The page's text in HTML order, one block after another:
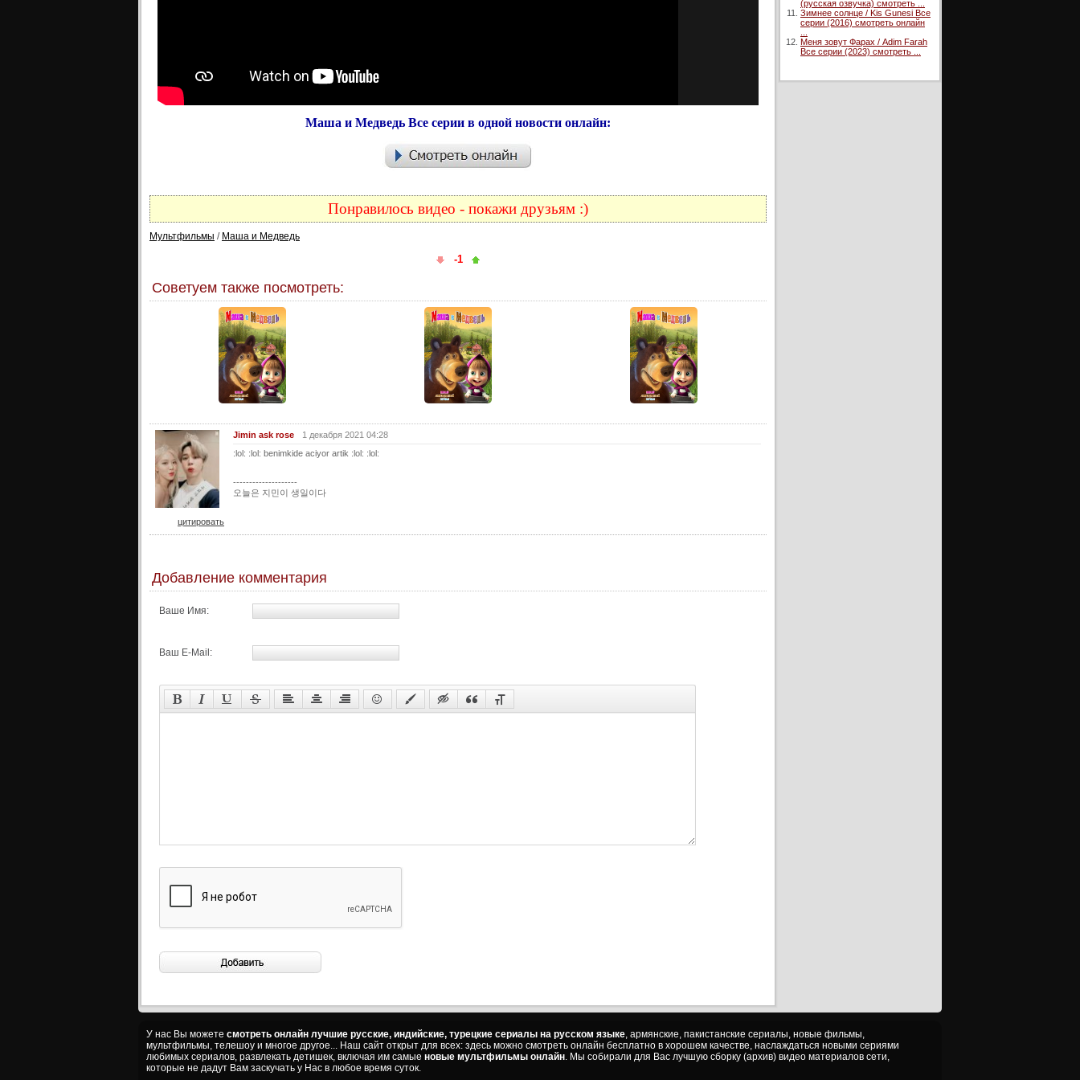
Маша и Медведь Все серии в одной новости онлайн:
Понравилось видео - покажи друзьям :)
Мультфильмы / Маша и Медведь
-1
Советуем также посмотреть:
Jimin ask rose
1 декабря 2021 04:28
:lol: :lol: benimkide aciyor artik :lol: :lol:
--------------------
오늘은 지민이 생일이다
цитировать
Добавление комментария
Ваше Имя:
Ваш E-Mail:
(русская озвучка) смотреть ...
Зимнее солнце / Kis Gunesi Все
серии (2016) смотреть онлайн
Меня зовут Фарах / Adim Farah
Все серии (2023) смотреть ...
У нас Вы можете смотреть онлайн лучшие русские, индийские, турецкие сериалы на русском языке, армянские, пакистанские сериалы, новые фильмы,
мультфильмы, телешоу и многое другое... Наш сайт открыт для всех: здесь можно смотреть онлайн бесплатно в хорошем качестве, наслаждаться новыми сериями
любимых сериалов, развлекать детишек, включая им самые новые мультфильмы онлайн. Мы собирали для Вас лучшую сборку (архив) видео материалов сети,
которые не дадут Вам заскучать у Нас в любое время суток.